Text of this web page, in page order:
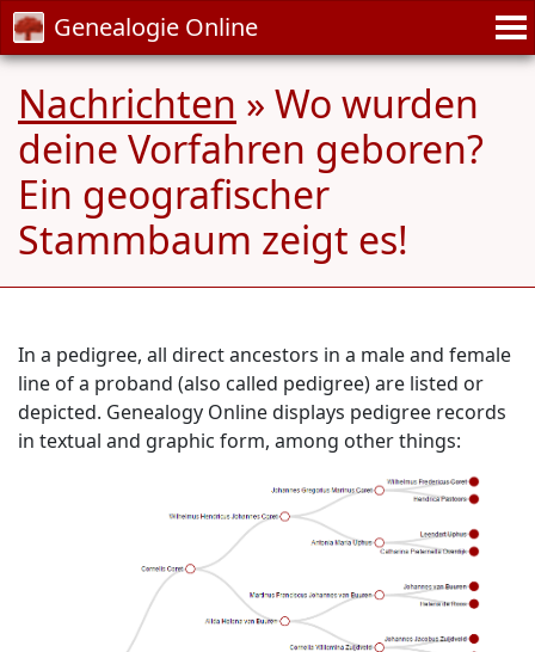
Genealogie Online
Nachrichten » Wo wurden
deine Vorfahren geboren?
Ein geografischer
Stammbaum zeigt es!
In a pedigree, all direct ancestors in a male and female
line of a proband (also called pedigree) are listed or
depicted. Genealogy Online displays pedigree records
in textual and graphic form, among other things: